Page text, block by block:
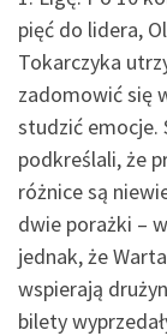
pięć do lidera,
Tokarczyka
zadomowić się
studzić emocje.
podkreślali, że
różnice są
dwie porażki –
jednak, że
wspierają
bilety